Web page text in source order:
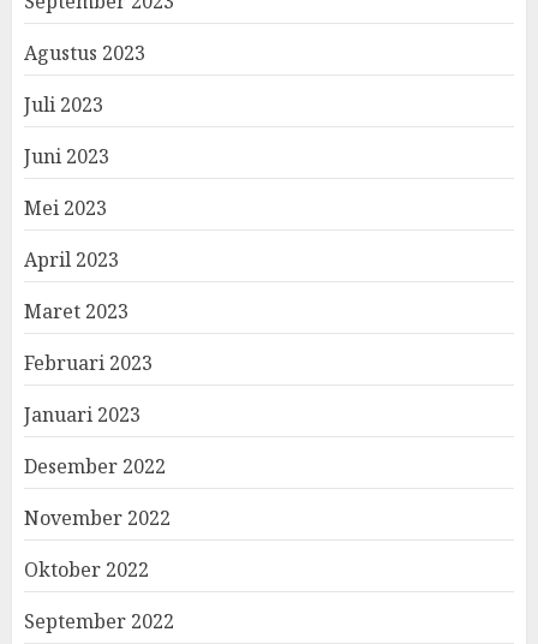
Agustus 2023
Juli 2023
Juni 2023
Mei 2023
April 2023
Maret 2023
Februari 2023
Januari 2023
Desember 2022
November 2022
Oktober 2022
September 2022